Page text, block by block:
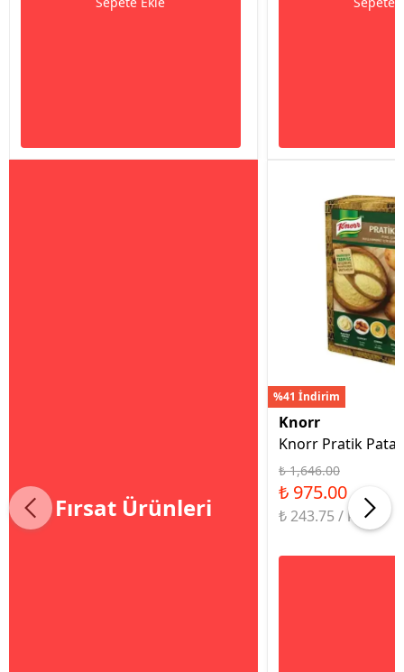
Fırsat Ürünleri
%41 İndirim
Knorr
Knorr Pratik
₺ 1,646.00
₺ 975.00
₺ 243.75 / kg